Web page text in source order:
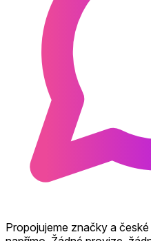
Propojujeme značky a